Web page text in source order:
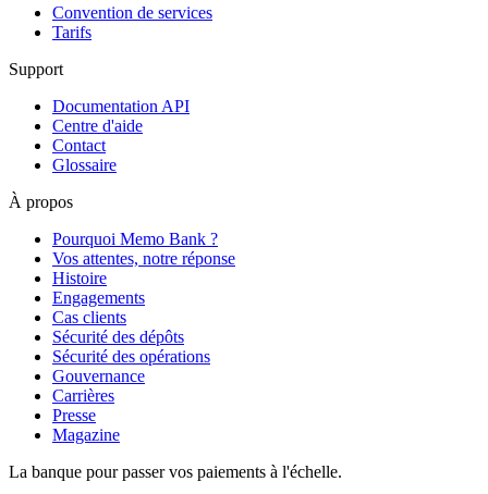
Convention de services
Tarifs
Support
Documentation API
Centre d'aide
Contact
Glossaire
À propos
Pourquoi Memo Bank ?
Vos attentes, notre réponse
Histoire
Engagements
Cas clients
Sécurité des dépôts
Sécurité des opérations
Gouvernance
Carrières
Presse
Magazine
La banque pour passer vos paiements à l'échelle.